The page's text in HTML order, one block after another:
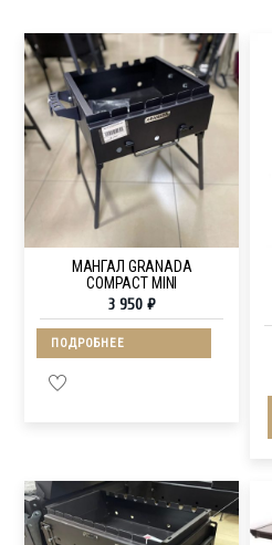
МАНГАЛ GRANADA
COMPACT MINI
3 950 ₽
ПОДРОБНЕЕ